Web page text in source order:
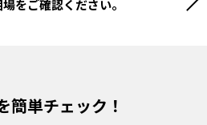
をご確認ください。
簡単チェック！